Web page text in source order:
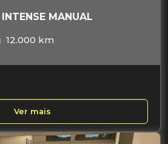
MANUAL
12.000 km
Ver mais